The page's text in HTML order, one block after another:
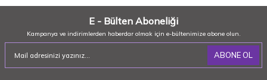
E - Bülten Aboneliği
Kampanya ve indirimlerden haberdar olmak için e-bültenimize abone olun.
ABONE OL